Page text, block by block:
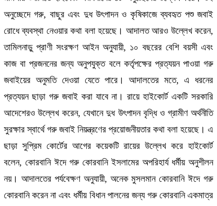
অনুচ্ছেদে গরু, বাছুর এবং দুধ উৎপাদন ও কৃষিকাজে ব্যবহৃত পশু জবাই
রোধে ব্যবস্থা নেওয়ার কথা বলা হয়েছে। আদালত আরও উল্লেখ করেন,
তামিলনাড়ু প্রাণী সংরক্ষণ আইন অনুযায়ী, ১০ বছরের বেশি বয়সী এবং
কাজ বা প্রজননের জন্য অনুপযুক্ত বলে কর্তৃপক্ষের প্রত্যয়ন পাওয়া গরু
জবাইয়ের অনুমতি দেওয়া যেতে পারে। আদালতের মতে, এ ধরনের
প্রত্যয়ন ছাড়া গরু জবাই করা যাবে না। রায়ে হাইকোর্ট একটি সরকারি
আদেশেরও উল্লেখ করেন, যেখানে দুধ উৎপাদন বৃদ্ধি ও গ্রামীণ অর্থনীতি
সুরক্ষার স্বার্থে গরু জবাই নিয়ন্ত্রণের প্রয়োজনীয়তার কথা বলা হয়েছে। এ
ছাড়া সুপ্রিম কোর্টের আগের কয়েকটি রায়ের উল্লেখ করে হাইকোর্ট
বলেন, কোরবানি ঈদে গরু কোরবানি ইসলামের অপরিহার্য ধর্মীয় অনুশীলন
নয়। আদালতের পর্যবেক্ষণ অনুযায়ী, অনেক মুসলমান কোরবানি ঈদে গরু
কোরবানি করেন না এবং ধর্মীয় বিধান পালনের জন্য গরু কোরবানি একমাত্র